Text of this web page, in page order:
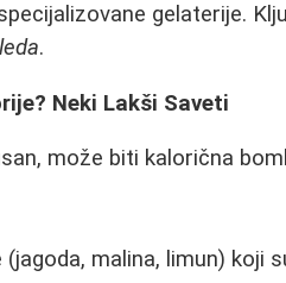
gelaterije.
.
Neki Lakši Saveti
može biti kalorična
malina, limun) koji